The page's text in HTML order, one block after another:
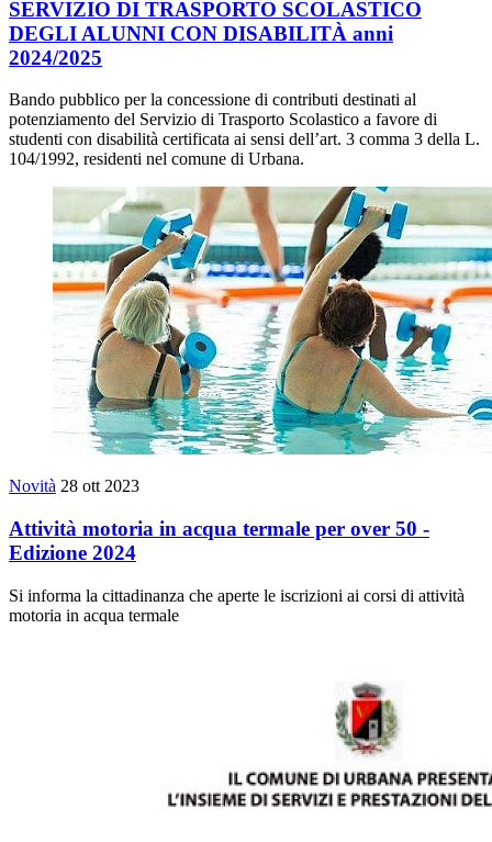
SERVIZIO DI TRASPORTO SCOLASTICO
DEGLI ALUNNI CON DISABILITÀ anni
2024/2025
Bando pubblico per la concessione di contributi destinati al
potenziamento del Servizio di Trasporto Scolastico a favore di
studenti con disabilità certificata ai sensi dell’art. 3 comma 3 della L.
104/1992, residenti nel comune di Urbana.
Novità 28 ott 2023
Attività motoria in acqua termale per over 50 -
Edizione 2024
Si informa la cittadinanza che aperte le iscrizioni ai corsi di attività
motoria in acqua termale